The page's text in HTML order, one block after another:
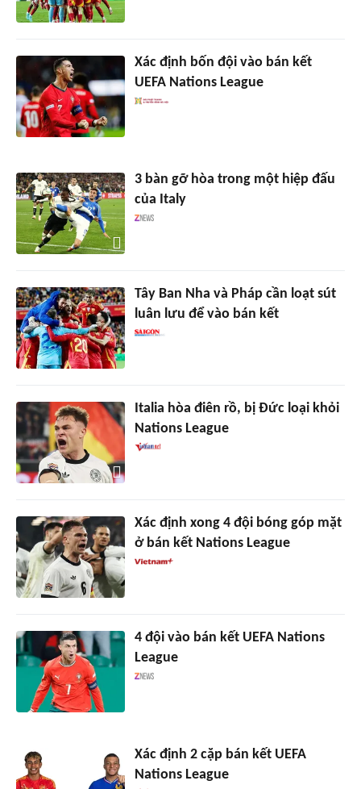
Xác định bốn đội vào bán kết
UEFA Nations League
3 bàn gỡ hòa trong một hiệp đấu
của Italy
Tây Ban Nha và Pháp cần loạt sút
luân lưu để vào bán kết
Italia hòa điên rồ, bị Đức loại khỏi
Nations League
Xác định xong 4 đội bóng góp mặt
ở bán kết Nations League
4 đội vào bán kết UEFA Nations
League
Xác định 2 cặp bán kết UEFA
Nations League